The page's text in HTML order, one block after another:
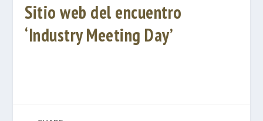
Sitio web del encuentro
‘Industry Meeting Day’